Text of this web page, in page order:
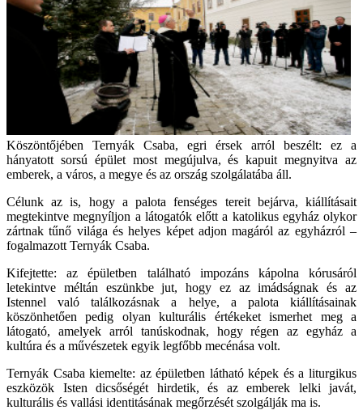
Köszöntőjében Ternyák Csaba, egri érsek arról beszélt: ez a
hányatott sorsú épület most megújulva, és kapuit megnyitva az
emberek, a város, a megye és az ország szolgálatába áll.
Célunk az is, hogy a palota fenséges tereit bejárva, kiállításait
megtekintve megnyíljon a látogatók előtt a katolikus egyház olykor
zártnak tűnő világa és helyes képet adjon magáról az egyházról –
fogalmazott Ternyák Csaba.
Kifejtette: az épületben található impozáns kápolna kórusáról
letekintve méltán eszünkbe jut, hogy ez az imádságnak és az
Istennel való találkozásnak a helye, a palota kiállításainak
köszönhetően pedig olyan kulturális értékeket ismerhet meg a
látogató, amelyek arról tanúskodnak, hogy régen az egyház a
kultúra és a művészetek egyik legfőbb mecénása volt.
Ternyák Csaba kiemelte: az épületben látható képek és a liturgikus
eszközök Isten dicsőségét hirdetik, és az emberek lelki javát,
kulturális és vallási identitásának megőrzését szolgálják ma is.